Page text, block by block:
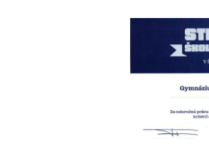
DSD1: